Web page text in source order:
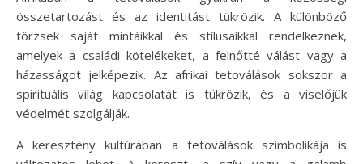
összetartozást és az identitást tükrözik. A különböző
törzsek saját mintáikkal és stílusaikkal rendelkeznek,
amelyek a családi kötelékeket, a felnőtté válást vagy a
házasságot jelképezik. Az afrikai tetoválások sokszor a
spirituális világ kapcsolatát is tükrözik, és a viselőjük
védelmét szolgálják.
A keresztény kultúrában a tetoválások szimbolikája is